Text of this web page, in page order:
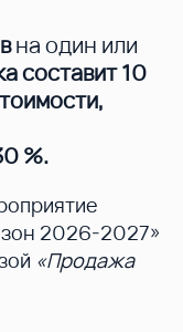
на один или
составит 10
%.
2026-2027»
«Продажа